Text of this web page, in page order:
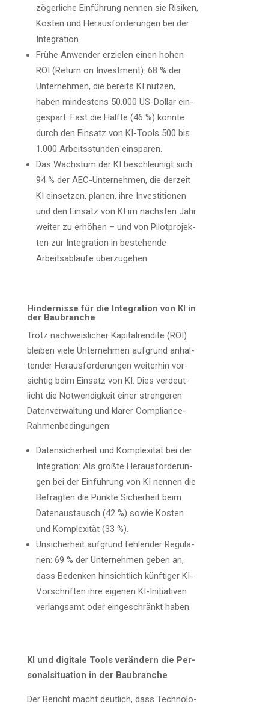
zöger­li­che Ein­füh­rung nen­nen sie Risi­ken,
Kos­ten und Her­aus­for­de­run­gen bei der
Integration.
Frü­he Anwen­der erzie­len einen hohen
ROI (Return on Invest­ment): 68 % der
Unter­neh­men, die bereits KI nut­zen,
haben min­des­tens 50.000 US-Dol­lar ein­
ge­spart. Fast die Hälf­te (46 %) konn­te
durch den Ein­satz von KI-Tools 500 bis
1.000 Arbeits­stun­den einsparen.
Das Wachs­tum der KI beschleu­nigt sich:
94 % der AEC-Unter­neh­men, die der­zeit
KI ein­set­zen, pla­nen, ihre Inves­ti­tio­nen
und den Ein­satz von KI im nächs­ten Jahr
wei­ter zu erhö­hen – und von Pilot­pro­jek­
ten zur Inte­gra­ti­on in bestehen­de
Arbeits­ab­läu­fe überzugehen.
Hin­der­nis­se für die Inte­gra­ti­on von KI in
der Baubranche
Trotz nach­weis­li­cher Kapi­tal­ren­di­te (ROI)
blei­ben vie­le Unter­neh­men auf­grund anhal­
ten­der Her­aus­for­de­run­gen wei­ter­hin vor­
sich­tig beim Ein­satz von KI. Dies ver­deut­
licht die Not­wen­dig­keit einer stren­ge­ren
Daten­ver­wal­tung und kla­rer Compliance-
Rahmenbedingungen:
Daten­si­cher­heit und Kom­ple­xi­tät bei der
Inte­gra­ti­on: Als größ­te Her­aus­for­de­run­
gen bei der Ein­füh­rung von KI nen­nen die
Befrag­ten die Punk­te Sicher­heit beim
Daten­aus­tausch (42 %) sowie Kos­ten
und Kom­ple­xi­tät (33 %).
Unsi­cher­heit auf­grund feh­len­der Regu­la­
ri­en: 69 % der Unter­neh­men geben an,
dass Beden­ken hin­sicht­lich künf­ti­ger KI-
Vor­schrif­ten ihre eige­nen KI-Initia­ti­ven
ver­lang­samt oder ein­ge­schränkt haben.
KI und digi­ta­le Tools ver­än­dern die Per­
so­nal­si­tua­ti­on in der Baubranche
Der Bericht macht deut­lich, dass Tech­no­lo­